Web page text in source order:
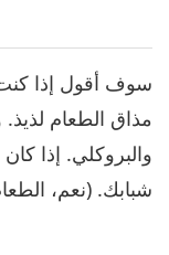
سوف أقول إذا
مذاق الطعام
والبروكلي. إذا
شبابك. (نعم،